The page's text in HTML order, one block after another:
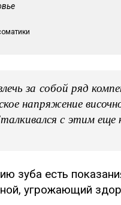
за собой ряд
напряжение
с этим
зуба есть
угрожающий